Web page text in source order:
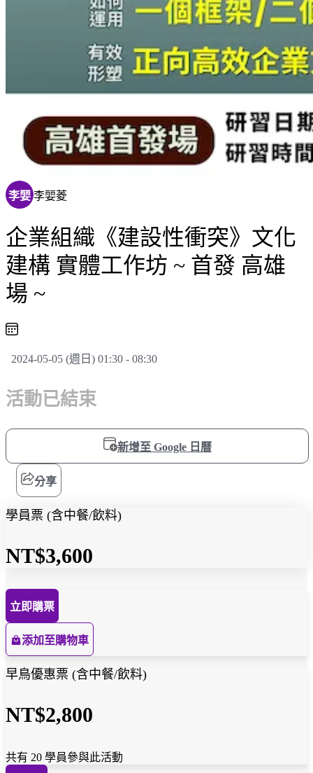
李婯 李婯菱
企業組織《建設性衝突》文化
建構 實體工作坊 ~ 首發 高雄
場 ~
2024-05-05 (週日) 01:30 - 08:30
活動已結束
新增至 Google 日曆
分享
學員票 (含中餐/飲料)
NT$3,600
立即購票
添加至購物車
早鳥優惠票 (含中餐/飲料)
NT$2,800
共有 20 學員參與此活動